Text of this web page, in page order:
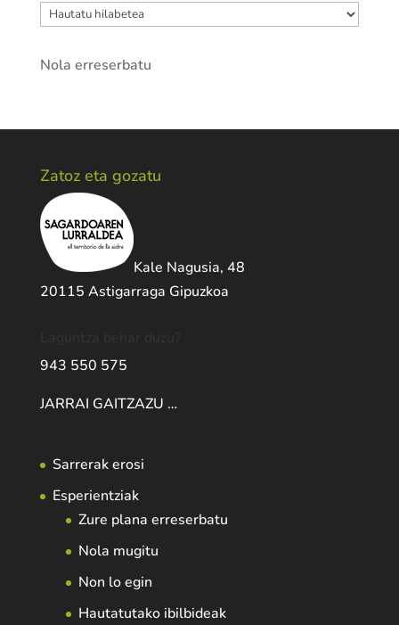
Artxiboak
Nola erreserbatu
Zatoz eta gozatu
Kale Nagusia, 48
20115 Astigarraga Gipuzkoa
943 550 575
JARRAI GAITZAZU …
Sarrerak erosi
Esperientziak
Zure plana erreserbatu
Nola mugitu
Non lo egin
Hautatutako ibilbideak